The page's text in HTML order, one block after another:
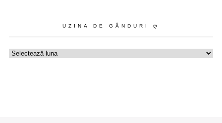
UZINA DE GÂNDURI Ღ
Uzina